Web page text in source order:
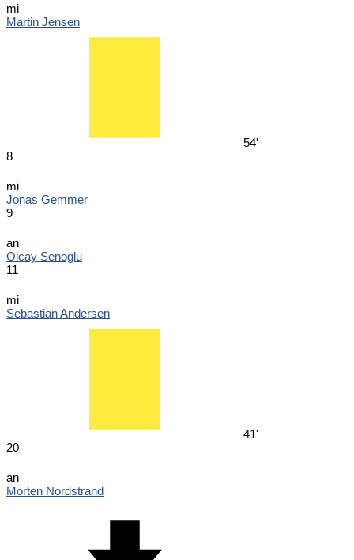
mi
Martin Jensen
54'
8
mi
Jonas Gemmer
9
an
Olcay Senoglu
11
mi
Sebastian Andersen
41'
20
an
Morten Nordstrand